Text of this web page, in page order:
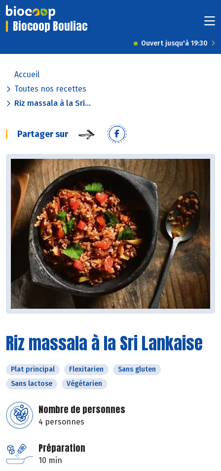
Biocoop Bouliac
Ouvert jusqu'à 19:30
Accueil
Toutes nos recettes
Riz massala à la Sri...
Partager sur
Riz massala à la Sri Lankaise
Plat principal Flexitarien
Sans gluten
Sans lactose
Végétarien
Nombre de personnes
4 personnes
Préparation
10 min